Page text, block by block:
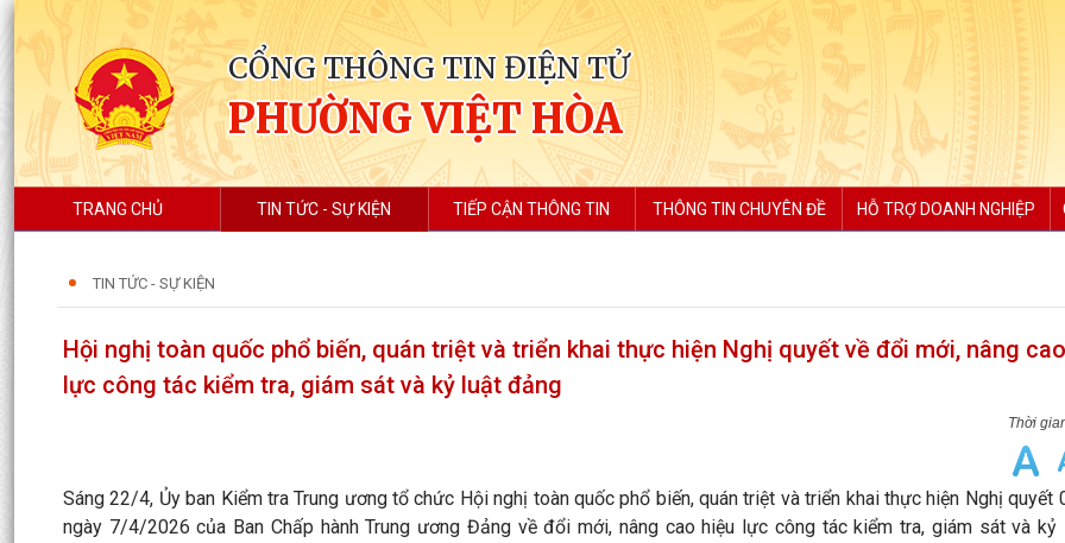
CỔNG THÔNG TIN ĐIỆN TỬ
PHƯỜNG VIỆT HÒA
TRANG CHỦ TIN TỨC - SỰ KIỆN TIẾP CẬN THÔNG TIN THÔNG TIN CHUYÊN ĐỀ HỖ TRỢ DOANH NGHIỆP
TIN TỨC - SỰ KIỆN
Hội nghị toàn quốc phổ biến, quán triệt và triển khai thực hiện Nghị quyết về đổi mới, nâng
lực công tác kiểm tra, giám sát và kỷ luật đảng
Sáng 22/4, Ủy ban Kiểm tra Trung ương tổ chức Hội nghị toàn quốc phổ biến, quán triệt và triển khai thực hiện Nghị quyết
ngày 7/4/2026 của Ban Chấp hành Trung ương Đảng về đổi mới, nâng cao hiệu lực công tác kiểm tra, giám sát và kỷ